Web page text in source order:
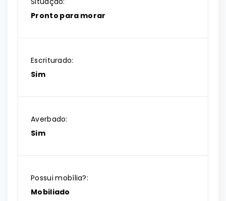
Pronto para morar
Escriturado:
Sim
Averbado:
Sim
Possui mobília?:
Mobiliado